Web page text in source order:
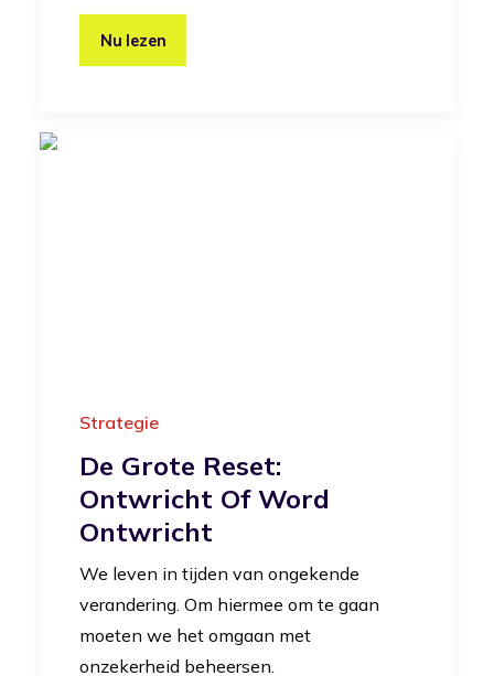
Nu lezen
Strategie
De Grote Reset:
Ontwricht Of Word
Ontwricht
We leven in tijden van ongekende
verandering. Om hiermee om te gaan
moeten we het omgaan met
onzekerheid beheersen.